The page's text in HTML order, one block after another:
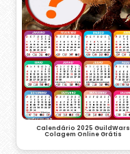
Calendário 2025 GuildWars
Colagem Online Grátis